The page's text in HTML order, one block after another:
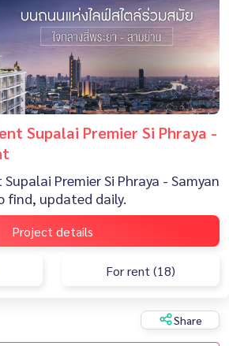
Supalai Premier Si Phraya -
Premier Si Phraya - Samyan
find, updated daily.
Project details
For rent (18)
Share